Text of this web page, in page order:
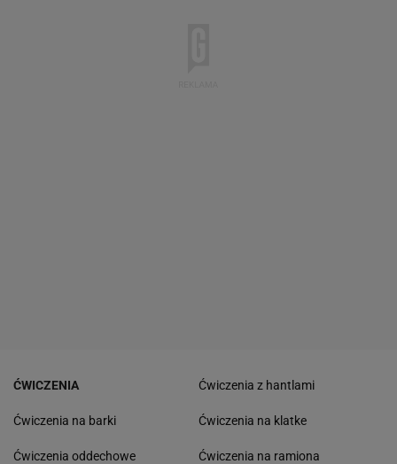
ĆWICZENIA
Ćwiczenia na barki
Ćwiczenia oddechowe
Ćwiczenia z hantlami
Ćwiczenia na klatke
Ćwiczenia na ramiona